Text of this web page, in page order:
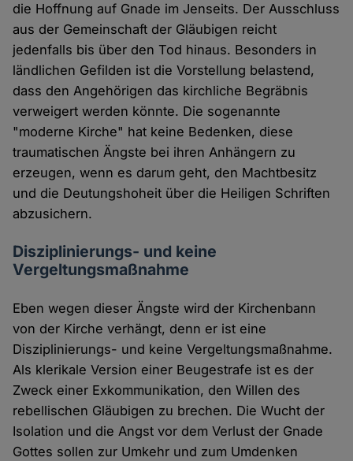
die Hoffnung auf Gnade im Jenseits. Der Ausschluss
aus der Gemeinschaft der Gläubigen reicht
jedenfalls bis über den Tod hinaus. Besonders in
ländlichen Gefilden ist die Vorstellung belastend,
dass den Angehörigen das kirchliche Begräbnis
verweigert werden könnte. Die sogenannte
"moderne Kirche" hat keine Bedenken, diese
traumatischen Ängste bei ihren Anhängern zu
erzeugen, wenn es darum geht, den Machtbesitz
und die Deutungshoheit über die Heiligen Schriften
abzusichern.
Disziplinierungs- und keine
Vergeltungsmaßnahme
Eben wegen dieser Ängste wird der Kirchenbann
von der Kirche verhängt, denn er ist eine
Disziplinierungs- und keine Vergeltungsmaßnahme.
Als klerikale Version einer Beugestrafe ist es der
Zweck einer Exkommunikation, den Willen des
rebellischen Gläubigen zu brechen. Die Wucht der
Isolation und die Angst vor dem Verlust der Gnade
Gottes sollen zur Umkehr und zum Umdenken